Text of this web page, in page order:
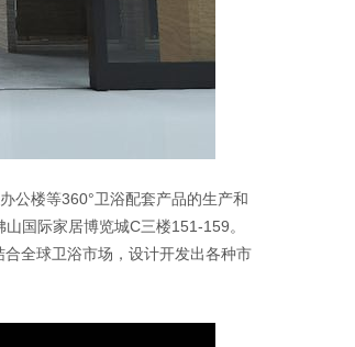
公楼等360°卫浴配套产品的生产和
国际家居博览城C三楼151-159。
全球卫浴市场，设计开发出各种市